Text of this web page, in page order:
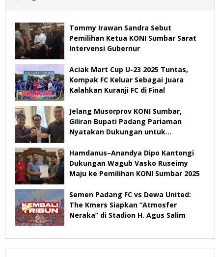
Tommy Irawan Sandra Sebut
Pemilihan Ketua KONI Sumbar Sarat
Intervensi Gubernur
Aciak Mart Cup U-23 2025 Tuntas,
Kompak FC Keluar Sebagai Juara
Kalahkan Kuranji FC di Final
Jelang Musorprov KONI Sumbar,
Giliran Bupati Padang Pariaman
Nyatakan Dukungan untuk
Hamdanus–Anandya Dipo Kantongi
Dukungan Wagub Vasko Ruseimy
Maju ke Pemilihan KONI Sumbar 2025
Semen Padang FC vs Dewa United:
The Kmers Siapkan “Atmosfer
Neraka” di Stadion H. Agus Salim